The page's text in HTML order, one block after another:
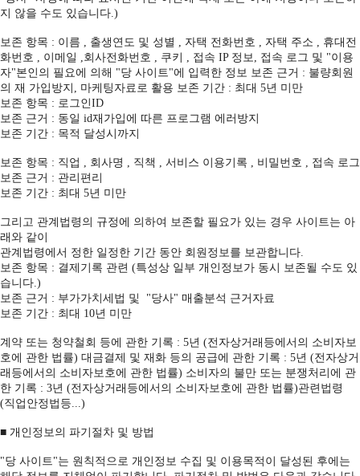
지 않을 수도 있습니다.)
보존 항목 : 이름 , 출생연도 및 성별 , 자택 전화번호 , 자택 주소 , 휴대전
화번호 , 이메일 ,회사전화번호 , 쿠키 , 접속 IP 정보, 접속 로그 및 "이용
자"본인의 필요에 의해 "당 사이트"에 입력한 정보 보존 근거 : 불량회원
의 재 가입방지, 마케팅자료로 활용 보존 기간 : 최대 5년 미만
보존 항목 : 로그인ID
보존 근거 : 동일 id재가입에 따른 프로그램 에러방지
보존 기간 : 목적 달성시까지
보존 항목 : 직업 , 회사명 , 직책 , 서비스 이용기록 , 비밀번호 , 접속 로그
보존 근거 : 관리편리
보존 기간 : 최대 5년 미만
그리고 관계법령의 규정에 의하여 보존할 필요가 있는 경우 사이트는 아
래와 같이
관계법령에서 정한 일정한 기간 동안 회원정보를 보관합니다.
보존 항목 : 결제기록 관련 (특성상 일부 개인정보가 동시 보존될 수도 있
습니다.)
보존 근거 : 부가가치세법 및 "당사" 매출분석 근거자료
보존 기간 : 최대 10년 미만
계약 또는 청약철회 등에 관한 기록 : 5년 (전자상거래등에서의 소비자보
호에 관한 법률) 대금결제 및 재화 등의 공급에 관한 기록 : 5년 (전자상거
래등에서의 소비자보호에 관한 법률) 소비자의 불만 또는 분쟁처리에 관
한 기록 : 3년 (전자상거래등에서의 소비자보호에 관한 법률)관련법령
(직업안정법등...)
■ 개인정보의 파기절차 및 방법
"당 사이트"는 원칙적으로 개인정보 수집 및 이용목적이 달성된 후에는